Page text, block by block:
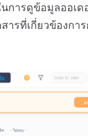
การดูข้อมูลออเด
รที่เกี่ยวข้องการ